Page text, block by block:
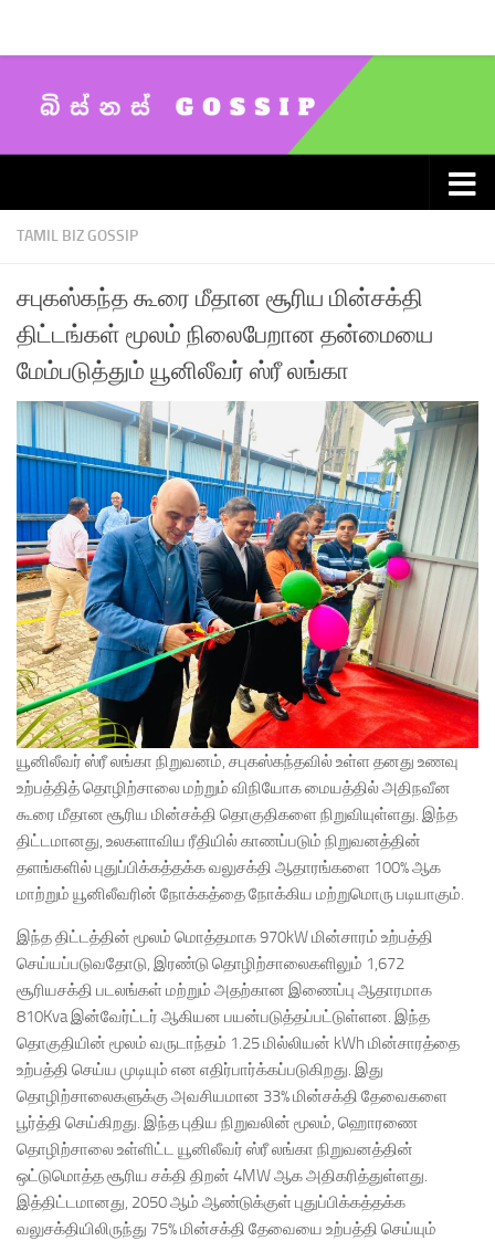
TAMIL BIZ GOSSIP
சபுகஸ்கந்த கூரை மீதான சூரிய மின்சக்தி
திட்டங்கள் மூலம் நிலைபேறான தன்மையை
மேம்படுத்தும் யூனிலீவர் ஸ்ரீ லங்கா
யூனிலீவர் ஸ்ரீ லங்கா நிறுவனம், சபுகஸ்கந்தவில் உள்ள தனது உணவு
உற்பத்தித் தொழிற்சாலை மற்றும் விநியோக மையத்தில் அதிநவீன
கூரை மீதான சூரிய மின்சக்தி தொகுதிகளை நிறுவியுள்ளது. இந்த
திட்டமானது, உலகளாவிய ரீதியில் காணப்படும் நிறுவனத்தின்
தளங்களில் புதுப்பிக்கத்தக்க வலுசக்தி ஆதாரங்களை 100% ஆக
மாற்றும் யூனிலீவரின் நோக்கத்தை நோக்கிய மற்றுமொரு படியாகும்.
இந்த திட்டத்தின் மூலம் மொத்தமாக 970kW மின்சாரம் உற்பத்தி
செய்யப்படுவதோடு, இரண்டு தொழிற்சாலைகளிலும் 1,672
சூரியசக்தி படலங்கள் மற்றும் அதற்கான இணைப்பு ஆதாரமாக
810Kva இன்வேர்ட்டர் ஆகியன பயன்படுத்தப்பட்டுள்ளன. இந்த
தொகுதியின் மூலம் வருடாந்தம் 1.25 மில்லியன் kWh மின்சாரத்தை
உற்பத்தி செய்ய முடியும் என எதிர்பார்க்கப்படுகிறது. இது
தொழிற்சாலைகளுக்கு அவசியமான 33% மின்சக்தி தேவைகளை
பூர்த்தி செய்கிறது. இந்த புதிய நிறுவலின் மூலம், ஹொரணை
தொழிற்சாலை உள்ளிட்ட யூனிலீவர் ஸ்ரீ லங்கா நிறுவனத்தின்
ஒட்டுமொத்த சூரிய சக்தி திறன் 4MW ஆக அதிகரித்துள்ளது.
இத்திட்டமானது, 2050 ஆம் ஆண்டுக்குள் புதுப்பிக்கத்தக்க
வலுசக்தியிலிருந்து 75% மின்சக்தி தேவையை உற்பத்தி செய்யும்